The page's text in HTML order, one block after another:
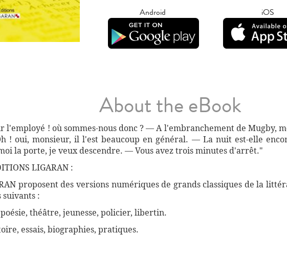
Android iOS
About the eBook
l'employé ! où sommes-nous donc ? — A l'embranchement de Mugby,
! oui, monsieur, il l'est beaucoup en général. — La nuit est-elle
la porte, je veux descendre. — Vous avez trois minutes d'arrêt."
LIGARAN :
proposent des versions numériques de grands classiques de la
suivants :
théâtre, jeunesse, policier, libertin.
essais, biographies, pratiques.